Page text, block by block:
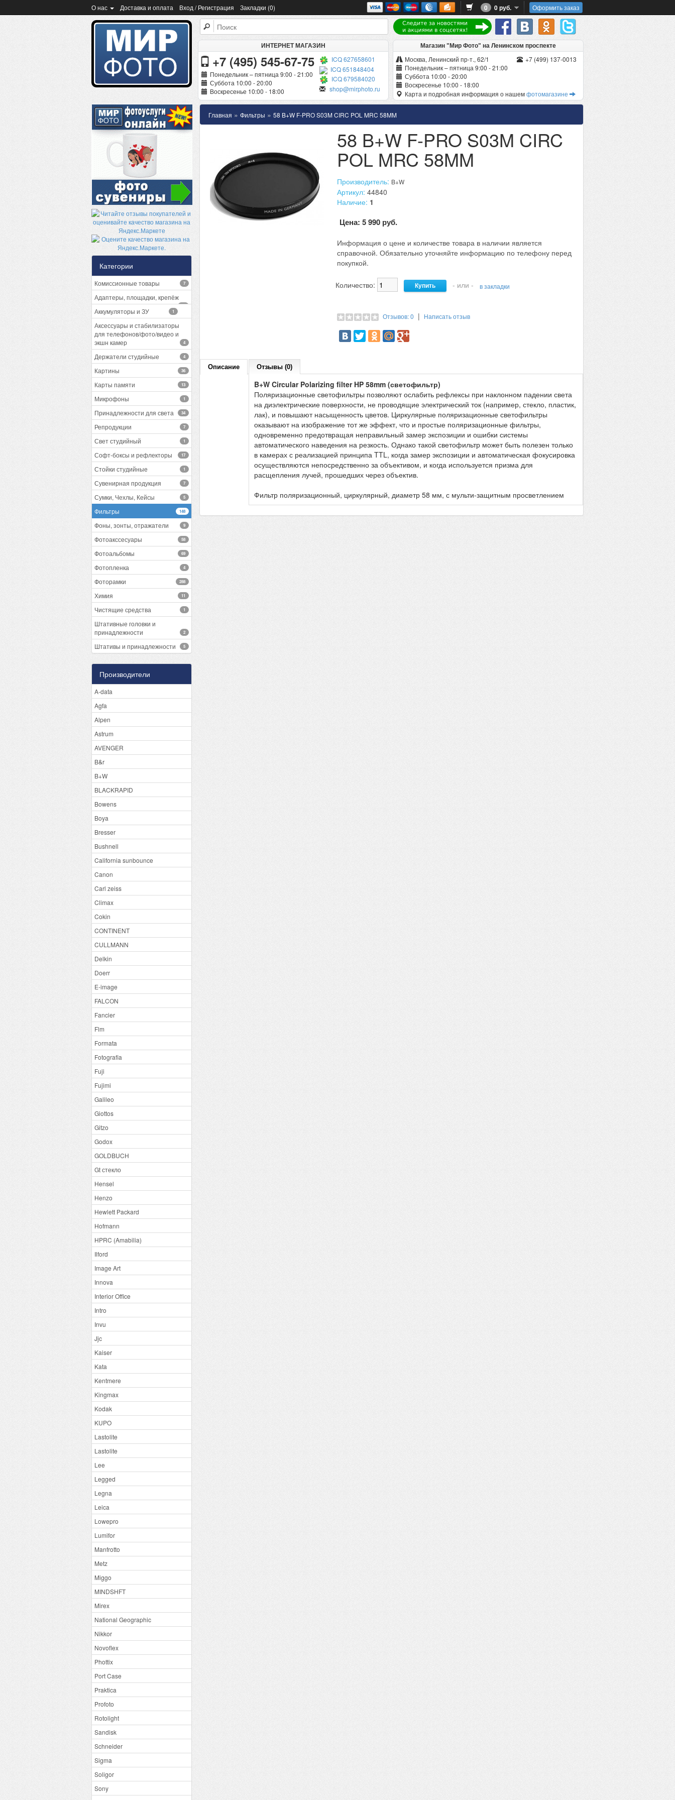
О нас Доставка и оплата Вход / Регистрация Закладки (0) Оформить заказ
0 0 руб.
Магазин "Мир Фото" на Ленинском проспекте
Москва, Ленинский пр-т., 62/1
Понедельник – пятница 9:00 - 21:00
Суббота 10:00 - 20:00
Воскресенье 10:00 - 18:00
+7 (499) 137-0013
Карта и подробная информация о нашемфотомагазине
ИНТЕРНЕТ МАГАЗИН
+7 (495) 545-67-75
Понедельник – пятница 9:00 - 21:00
Суббота 10:00 - 20:00
Воскресенье 10:00 - 18:00
ICQ 627658601
ICQ 651848404
ICQ 679584020
shop@mirphoto.ru
Категории
Комиссионные товары 7
Адаптеры, площадки, крепёж
13
Аккумуляторы и ЗУ 1
Аксессуары и стабилизаторы
для телефонов/фото/видео и
экшн камер
4
Держатели студийные 4
Картины 36
Карты памяти 13
Микрофоны 1
Принадлежности для света 34
Репродукции 7
Свет студийный 1
Софт-боксы и рефлекторы 17
Стойки студийные 1
Сувенирная продукция 7
Сумки, Чехлы, Кейсы 5
Фильтры 148
Фоны, зонты, отражатели 9
Фотоакссесуары 58
Фотоальбомы 69
Фотопленка 4
Фоторамки 288
Химия 11
Чистящие средства 1
Штативные головки и
принадлежности
2
Штативы и принадлежности 5
Производители
A-data
Agfa
Alpen
Astrum
AVENGER
B&r
B+W
BLACKRAPID
Bowens
Boya
Bresser
Bushnell
California sunbounce
Canon
Carl zeiss
Climax
Cokin
CONTINENT
CULLMANN
Delkin
Doerr
E-image
FALCON
Fancier
Flm
Formata
Fotografia
Fuji
Fujimi
Galileo
Giottos
Gitzo
Godox
GOLDBUCH
Gt стекло
Hensel
Henzo
Hewlett Packard
Hofmann
HPRC (Amabilia)
Ilford
Image Art
Innova
Interior Office
Intro
Invu
Jjc
Kaiser
Kata
Kentmere
Kingmax
Kodak
KUPO
Lastolite
Lastolite
Lee
Legged
Legna
Leica
Lowepro
Lumifor
Manfrotto
Metz
Miggo
MINDSHFT
Mirex
National Geographic
Nikkor
Novoflex
Phottix
Port Case
Praktica
Profoto
Rotolight
Sandisk
Schneider
Sigma
Soligor
Sony
Главная » Фильтры » 58 B+W F-PRO S03M CIRC POL MRC 58MM
58 B+W F-PRO S03M CIRC
POL MRC 58MM
Производитель: B+W
Артикул: 44840
Наличие: 1
Цена: 5 990 руб.
Информация о цене и количестве товара в наличии является
справочной. Обязательно уточняйте информацию по телефону перед
покупкой.
Количество: - или - в закладки
Отзывов: 0 | Написать отзыв
Описание Отзывы (0)
B+W Circular Polarizing filter HP 58mm (светофильтр)
Поляризационные светофильтры позволяют ослабить рефлексы при наклонном падении света
на диэлектрические поверхности, не проводящие электрический ток (например, стекло, пластик,
лак), и повышают насыщенность цветов. Циркулярные поляризационные светофильтры
оказывают на изображение тот же эффект, что и простые поляризационные фильтры,
одновременно предотвращая неправильный замер экспозиции и ошибки системы
автоматического наведения на резкость. Однако такой светофильтр может быть полезен только
в камерах с реализацией принципа TTL, когда замер экспозиции и автоматическая фокусировка
осуществляются непосредственно за объективом, и когда используется призма для
расщепления лучей, прошедших через объектив.
Фильтр поляризационный, циркулярный, диаметр 58 мм, с мульти-защитным просветлением